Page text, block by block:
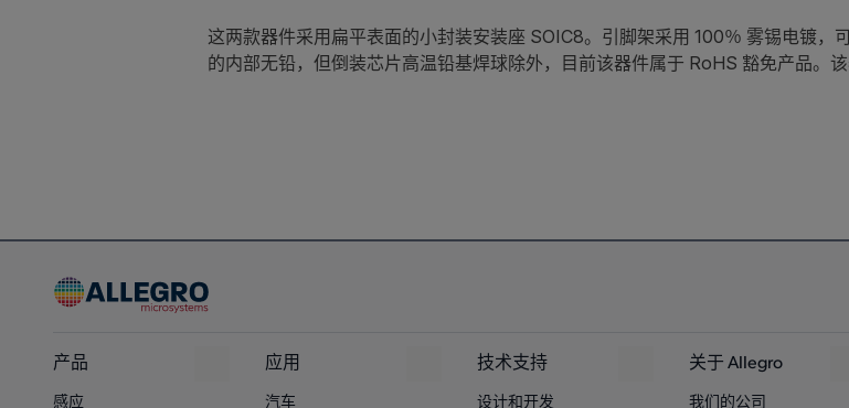
这两款器件采用扁平表面的小封装安装座 SOIC8。引脚架采用 100％ 雾锡电镀
的内部无铅，但倒装芯片高温铅基焊球除外，目前该器件属于 RoHS 豁免产品。
产品
感应
应用
汽车
技术支持
设计和开发
关于 Allegro
我们的公司